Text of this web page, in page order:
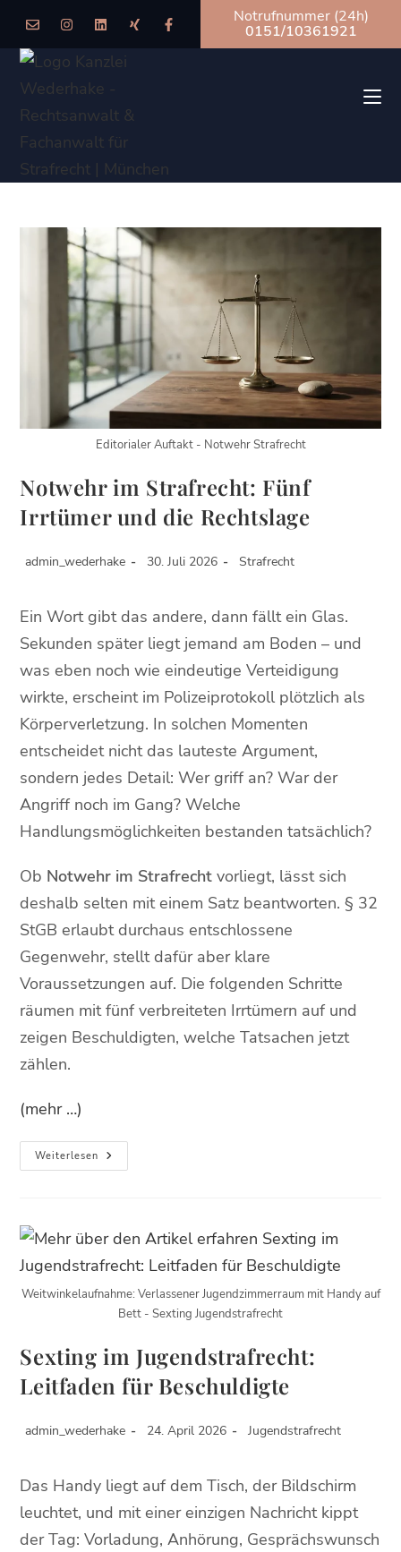
Notrufnummer (24h)
0151/10361921
Editorialer Auftakt - Notwehr Strafrecht
Notwehr im Strafrecht: Fünf
Irrtümer und die Rechtslage
admin_wederhake 30. Juli 2026 Strafrecht
Ein Wort gibt das andere, dann fällt ein Glas.
Sekunden später liegt jemand am Boden – und
was eben noch wie eindeutige Verteidigung
wirkte, erscheint im Polizeiprotokoll plötzlich als
Körperverletzung. In solchen Momenten
entscheidet nicht das lauteste Argument,
sondern jedes Detail: Wer griff an? War der
Angriff noch im Gang? Welche
Handlungsmöglichkeiten bestanden tatsächlich?
Ob Notwehr im Strafrecht vorliegt, lässt sich
deshalb selten mit einem Satz beantworten. § 32
StGB erlaubt durchaus entschlossene
Gegenwehr, stellt dafür aber klare
Voraussetzungen auf. Die folgenden Schritte
räumen mit fünf verbreiteten Irrtümern auf und
zeigen Beschuldigten, welche Tatsachen jetzt
zählen.
(mehr …)
Weiterlesen
Weitwinkelaufnahme: Verlassener Jugendzimmerraum mit Handy auf
Bett - Sexting Jugendstrafrecht
Sexting im Jugendstrafrecht:
Leitfaden für Beschuldigte
admin_wederhake 24. April 2026 Jugendstrafrecht
Das Handy liegt auf dem Tisch, der Bildschirm
leuchtet, und mit einer einzigen Nachricht kippt
der Tag: Vorladung, Anhörung, Gesprächswunsch